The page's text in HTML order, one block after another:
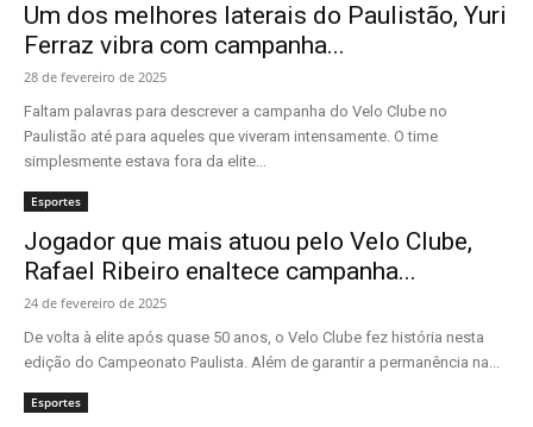
Um dos melhores laterais do Paulistão, Yuri
Ferraz vibra com campanha...
28 de fevereiro de 2025
Faltam palavras para descrever a campanha do Velo Clube no
Paulistão até para aqueles que viveram intensamente. O time
simplesmente estava fora da elite...
Esportes
Jogador que mais atuou pelo Velo Clube,
Rafael Ribeiro enaltece campanha...
24 de fevereiro de 2025
De volta à elite após quase 50 anos, o Velo Clube fez história nesta
edição do Campeonato Paulista. Além de garantir a permanência na...
Esportes